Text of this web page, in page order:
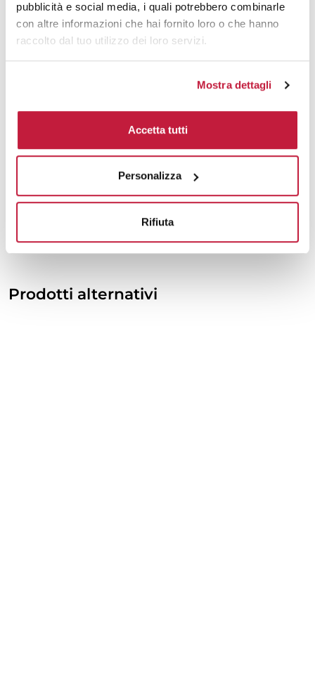
pubblicità e social media, i quali potrebbero combinarle
con altre informazioni che hai fornito loro o che hanno
raccolto dal tuo utilizzo dei loro servizi.
Mostra dettagli
Accetta tutti
Personalizza
Rifiuta
2000 € 18,49 € 19,53
3000 € 18,47
Tecniche di stampa
Area di personalizzazione
Domande e risposte
Prodotti alternativi